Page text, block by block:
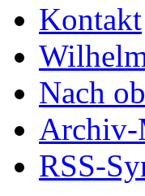
Kontakt
Nach
Archiv-
RSS-